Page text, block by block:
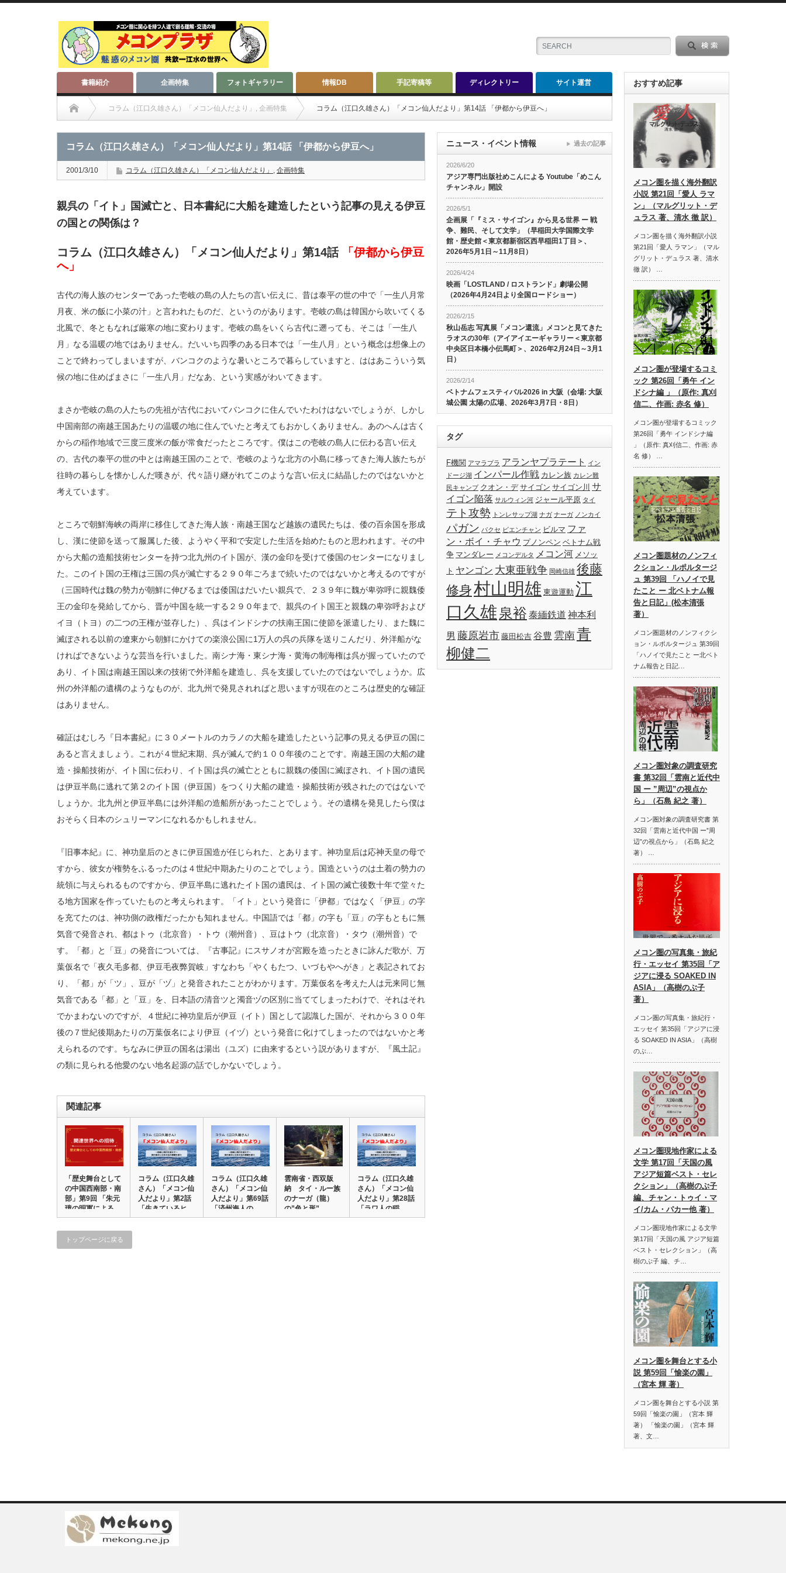
書籍紹介 企画特集 フォトギャラリー 情報DB 手記寄稿等 ディレクトリー サイト運営
コラム（江口久雄さん）「メコン仙人だより」 , 企画特集 コラム（江口久雄さん）「メコン仙人だより」第14話 「伊都から伊豆へ」
コラム（江口久雄さん）「メコン仙人だより」第14話 「伊都から伊豆へ」
2001/3/10 コラム（江口久雄さん）「メコン仙人だより」 , 企画特集
親呉の「イト」国滅亡と、日本書紀に大船を建造したという記事の見える伊豆
の国との関係は？
コラム（江口久雄さん）「メコン仙人だより」第14話
「伊都から伊豆
へ」
古代の海人族のセンターであった壱岐の島の人たちの言い伝えに、昔は泰平の世の中で「一生八月常
月夜、米の飯に小菜の汁」と言われたものだ、というのがあります。壱岐の島は韓国から吹いてくる
北風で、冬ともなれば厳寒の地に変わります。壱岐の島をいくら古代に遡っても、そこは「一生八
月」なる温暖の地ではありません。だいいち四季のある日本では「一生八月」という概念は想像上の
ことで終わってしまいますが、バンコクのような暑いところで暮らしていますと、ははあこういう気
候の地に住めばまさに「一生八月」だなあ、という実感がわいてきます。
まさか壱岐の島の人たちの先祖が古代においてバンコクに住んでいたわけはないでしょうが、しかし
中国南部の南越王国あたりの温暖の地に住んでいたと考えてもおかしくありません。あのへんは古く
からの稲作地域で三度三度米の飯が常食だったところです。僕はこの壱岐の島人に伝わる言い伝え
の、古代の泰平の世の中とは南越王国のことで、壱岐のような北方の小島に移ってきた海人族たちが
往時の暮らしを懐かしんだ嘆きが、代々語り継がれてこのような言い伝えに結晶したのではないかと
考えています。
ところで朝鮮海峡の両岸に移住してきた海人族・南越王国など越族の遺民たちは、倭の百余国を形成
し、漢に使節を送って服属した後、ようやく平和で安定した生活を始めたものと思われます。その中
から大船の造船技術センターを持つ北九州のイト国が、漢の金印を受けて倭国のセンターになりまし
た。このイト国の王権は三国の呉が滅亡する２９０年ごろまで続いたのではないかと考えるのですが
（三国時代は魏の勢力が朝鮮に伸びるまでは倭国はだいたい親呉で、２３９年に魏が卑弥呼に親魏倭
王の金印を発給してから、晋が中国を統一する２９０年まで、親呉のイト国王と親魏の卑弥呼および
イヨ（トヨ）の二つの王権が並存した）、呉はインドシナの扶南王国に使節を派遣したり、また魏に
滅ぼされる以前の遼東から朝鮮にかけての楽浪公国に1万人の呉の兵隊を送りこんだり、外洋船がな
ければできないような芸当を行いました。南シナ海・東シナ海・黄海の制海権は呉が握っていたので
あり、イト国は南越王国以来の技術で外洋船を建造し、呉を支援していたのではないでしょうか。広
州の外洋船の遺構のようなものが、北九州で発見されればと思いますが現在のところは歴史的な確証
はありません。
確証はむしろ『日本書紀』に３０メートルのカラノの大船を建造したという記事の見える伊豆の国に
あると言えましょう。これが４世紀末期、呉が滅んで約１００年後のことです。南越王国の大船の建
造・操船技術が、イト国に伝わり、イト国は呉の滅亡とともに親魏の倭国に滅ぼされ、イト国の遺民
は伊豆半島に逃れて第２のイト国（伊豆国）をつくり大船の建造・操船技術が残されたのではないで
しょうか。北九州と伊豆半島には外洋船の造船所があったことでしょう。その遺構を発見したら僕は
おそらく日本のシュリーマンになれるかもしれません。
『旧事本紀』に、神功皇后のときに伊豆国造が任じられた、とあります。神功皇后は応神天皇の母で
すから、彼女が権勢をふるったのは４世紀中期あたりのことでしょう。国造というのは土着の勢力の
統領に与えられるものですから、伊豆半島に逃れたイト国の遺民は、イト国の滅亡後数十年で堂々た
る地方国家を作っていたものと考えられます。「イト」という発音に「伊都」ではなく「伊豆」の字
を充てたのは、神功側の政権だったかも知れません。中国語では「都」の字も「豆」の字もともに無
気音で発音され、都はトゥ（北京音）・トウ（潮州音）、豆はトウ（北京音）・タウ（潮州音）で
す。「都」と「豆」の発音については、『古事記』にスサノオが宮殿を造ったときに詠んだ歌が、万
葉仮名で「夜久毛多都、伊豆毛夜弊賀岐」すなわち「やくもたつ、いづもやへがき」と表記されてお
り、「都」が「ツ」、豆が「ヅ」と発音されたことがわかります。万葉仮名を考えた人は元来同じ無
気音である「都」と「豆」を、日本語の清音ツと濁音ヅの区別に当ててしまったわけで、それはそれ
でかまわないのですが、４世紀に神功皇后が伊豆（イト）国として認識した国が、それから３００年
後の７世紀後期あたりの万葉仮名により伊豆（イヅ）という発音に化けてしまったのではないかと考
えられるのです。ちなみに伊豆の国名は湯出（ユズ）に由来するという説がありますが、『風土記』
の類に見られる他愛のない地名起源の話でしかないでしょう。
関連記事
「歴史舞台として
の中国西南部・南
部」第9回 「朱元
璋の明軍による…
コラム（江口久雄
さん）「メコン仙
人だより」第2話
「生きているヒ…
コラム（江口久雄
さん）「メコン仙
人だより」第69話
「済州海人の…
雲南省・西双版
納 タイ・ルー族
のナーガ（龍）
の”色と形”
②（岡…
コラム（江口久雄
さん）「メコン仙
人だより」第28話
「ラワ人の稲…
トップページに戻る
ニュース・イベント情報
2026/6/20
アジア専門出版社めこんによる Youtube「めこん
チャンネル」開設
2026/5/1
企画展「『ミス・サイゴン』から見る世界 ー 戦
争、難民、そして文学」（早稲田大学国際文学
館・歴史館＜東京都新宿区西早稲田1丁目＞、
2026年5月1日～11月8日）
2026/4/24
映画「LOSTLAND / ロストランド」劇場公開
（2026年4月24日より全国ロードショー）
2026/2/15
秋山岳志 写真展「メコン還流」メコンと見てきた
ラオスの30年（アイアイエーギャラリー＜東京都
中央区日本橋小伝馬町＞、2026年2月24日～3月1
日）
2026/2/14
ベトナムフェスティバル2026 in 大阪（会場: 大阪
城公園 太陽の広場、2026年3月7日・8日）
過去の記事
タグ
F機関 アマラプラ アランヤプラテート
イン
ドージ湖 インパール作戦 カレン族 カレン難
民キャンプ クオン・デ サイゴン サイゴン川 サ
イゴン陥落 サルウィン河 ジャール平原 タイ
テト攻勢 トンレサップ湖 ナガ ナーガ ノンカイ
パガン パクセ ビエンチャン ビルマ ファ
ン・ボイ・チャウ プノンペン ベトナム戦
争 マンダレー メコンデルタ メコン河 メソッ
ト ヤンゴン 大東亜戦争 岡崎信雄 後藤
修身村山明雄 東遊運動 江
口久雄泉裕 泰緬鉄道 神本利
男 藤原岩市 藤田松吉 谷豊 雲南青
柳健二
おすすめ記事
メコン圏を描く海外翻訳
小説 第21回「愛人 ラマ
ン」（マルグリット・デ
ュラス 著、清水 徹 訳）
メコン圏を描く海外翻訳小説
第21回「愛人 ラマン」（マル
グリット・デュラス 著、清水
徹 訳） …
メコン圏が登場するコミ
ック 第26回「勇午 イン
ドシナ編 」（原作: 真刈
信二、作画: 赤名 修）
メコン圏が登場するコミック
第26回「勇午 インドシナ編
」（原作: 真刈信二、作画: 赤
名 修） …
メコン圏題材のノンフィ
クション・ルポルタージ
ュ 第39回 「ハノイで見
たこと ー 北ベトナム報
告と日記」(松本清張
著）
メコン圏題材のノンフィクシ
ョン・ルポルタージュ 第39回
「ハノイで見たこと ー北ベト
ナム報告と日記…
メコン圏対象の調査研究
書 第32回「雲南と近代中
国 ー ”周辺”の視点か
ら」（石島 紀之 著）
メコン圏対象の調査研究書 第
32回「雲南と近代中国 ー”周
辺”の視点から」（石島 紀之
著） …
メコン圏の写真集・旅紀
行・エッセイ 第35回「ア
ジアに浸る SOAKED IN
ASIA」（高樹のぶ子
著）
メコン圏の写真集・旅紀行・
エッセイ 第35回「アジアに浸
る SOAKED IN ASIA」（高樹
のぶ…
メコン圏現地作家による
文学 第17回「天国の風
アジア短篇ベスト・セレ
クション」（高樹のぶ子
編、チャン・トゥイ・マ
イ/カム・パカー他 著）
メコン圏現地作家による文学
第17回「天国の風 アジア短篇
ベスト・セレクション」（高
樹のぶ子 編、チ…
メコン圏を舞台とする小
説 第59回「愉楽の園」
（宮本 輝 著）
メコン圏を舞台とする小説 第
59回「愉楽の園」（宮本 輝
著） 「愉楽の園」（宮本 輝
著、文…